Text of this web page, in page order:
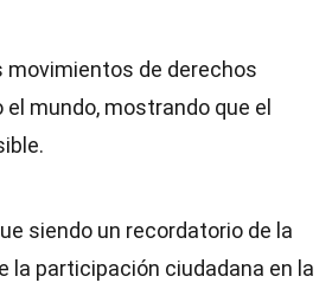
movimientos de derechos
mundo, mostrando que el
siendo un recordatorio de la
la participación ciudadana en la